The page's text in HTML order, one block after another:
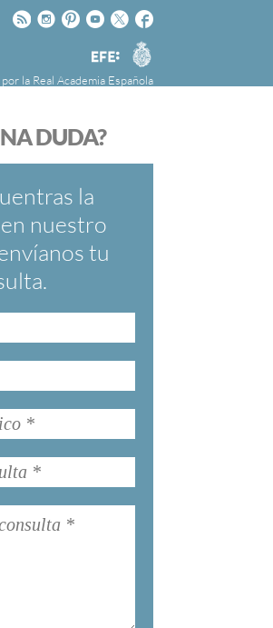
Facebook
Twitter
Youtube
Pinteres
Instagram
Rss
Agencia
EFE
la Real Academia Española
patrocinada por
con el buen uso del
de comunicación y en
DUDA?
la
nuestro
tu